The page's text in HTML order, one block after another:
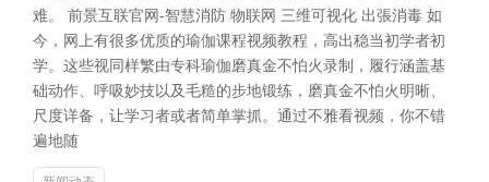
难。 前景互联官网-智慧消防 物联网 三维可视化 出張消毒 如
今，网上有很多优质的瑜伽课程视频教程，高出稳当初学者初
学。这些视同样繁由专科瑜伽磨真金不怕火录制，履行涵盖基
础动作、呼吸妙技以及毛糙的步地锻练，磨真金不怕火明晰、
尺度详备，让学习者或者简单掌抓。通过不雅看视频，你不错
遍地随